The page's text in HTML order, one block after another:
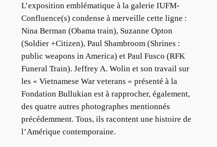
L’exposition emblématique à la galerie IUFM-
Confluence(s) condense à merveille cette ligne :
Nina Berman (Obama train), Suzanne Opton
(Soldier +Citizen), Paul Shambroom (Shrines :
public weapons in America) et Paul Fusco (RFK
Funeral Train). Jeffrey A. Wolin et son travail sur
les « Vietnamese War veterans » présenté à la
Fondation Bullukian est à rapprocher, également,
des quatre autres photographes mentionnés
précédemment. Tous, ils racontent une histoire de
l’Amérique contemporaine.